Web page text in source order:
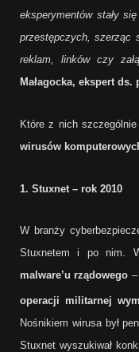
eksperymentów stały
przestępczych, szerząc
reklam, linków czy
Małagocka, ekspert ds.
Które z nich
wirusów
1. Stuxnet – rok 2010
W branży
Stuxnetem i po nim.
malware’u rządowego
operacji militarnej
Nośnikiem wirusa był
Stuxnet wyszukiwał